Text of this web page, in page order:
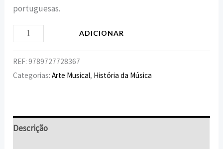
portuguesas.
ADICIONAR
REF:9789727728367
Categorias:Arte Musical, História da Música
Descrição